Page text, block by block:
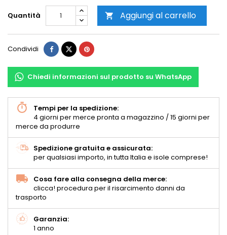
Quantità  Aggiungi al carrello
Condividi
Chiedi informazioni sul prodotto su WhatsApp
Tempi per la spedizione:
4 giorni per merce pronta a magazzino / 15 giorni per
merce da produrre
Spedizione gratuita e assicurata:
per qualsiasi importo, in tutta Italia e isole comprese!
Cosa fare alla consegna della merce:
clicca! procedura per il risarcimento danni da
trasporto
Garanzia:
1 anno